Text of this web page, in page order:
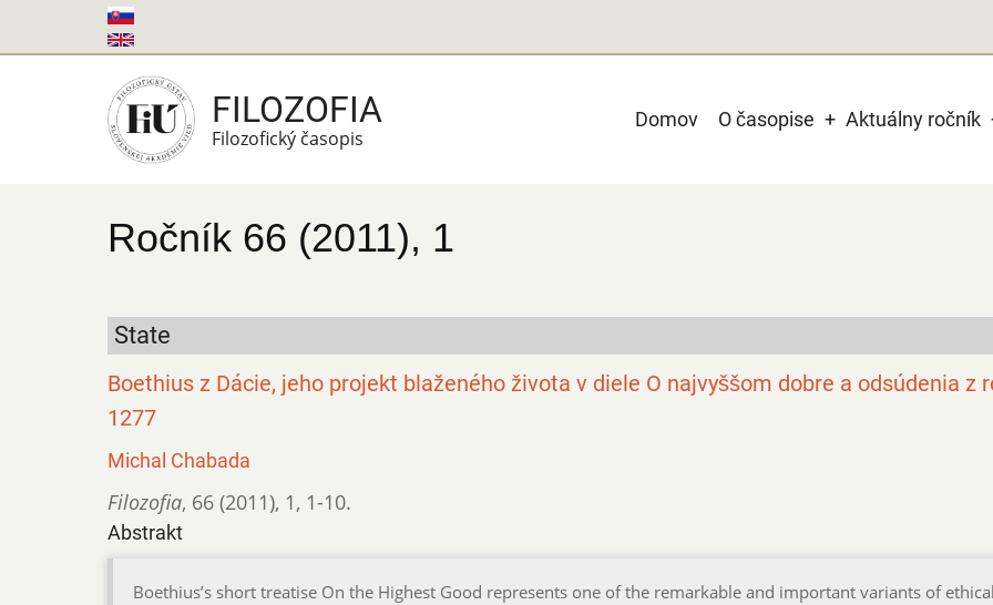
na
FILOZOFIA
Filozofický časopis
Main
Domov O časopise Aktuálny ročník
Ročník 66 (2011), 1
State
Boethius z Dácie, jeho projekt blaženého života v diele O najvyššom dobre a odsúdenia z
1277
Michal Chabada
Filozofia, 66 (2011), 1, 1-10.
Abstrakt
Boethius’s short treatise On the Highest Good represents one of the remarkable and important variants of ethical